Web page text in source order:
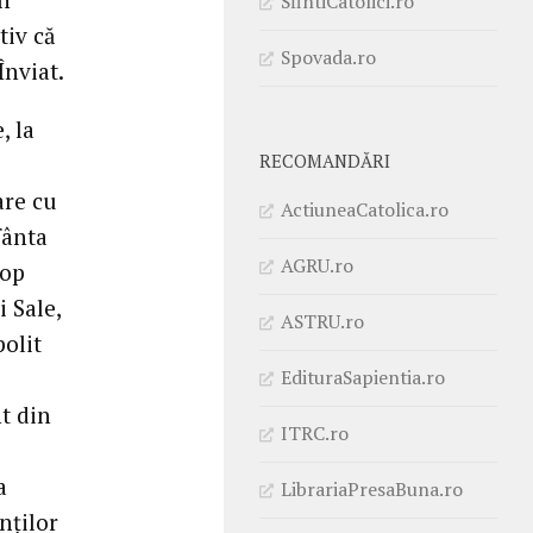
că
la
cu
Sale,
din
Spovada.ro
RECOMANDĂRI
ActiuneaCatolica.ro
AGRU.ro
ASTRU.ro
EdituraSapientia.ro
ITRC.ro
LibrariaPresaBuna.ro